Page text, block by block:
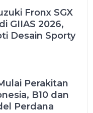
Fronx SGX
GIIAS 2026,
Desain Sporty
Perakitan
B10 dan
Perdana